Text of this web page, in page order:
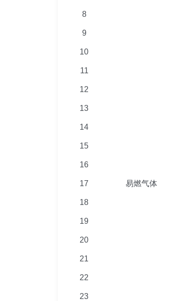
8
9
10
11
12
13
易燃气体
14
15
16
17
18
19
20
21
22
23